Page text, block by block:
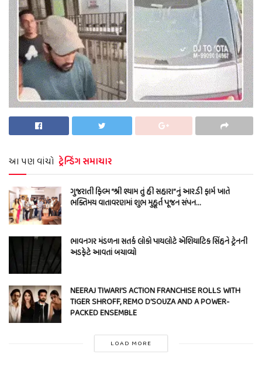
આ પણ વાંચો ટ્રેન્ડિંગ સમાચાર
ગુજરાતી ફિલ્મ “શ્રી શ્યામ તું હી સહારા”નું આર.ડી ફાર્મ ખાતે
ભક્તિમય વાતાવરણમાં શુભ મુહૂર્ત પૂજન સંપન…
ભાવનગર મંડળના સતર્ક લોકો પાયલોટે એશિયાટિક સિંહને ટ્રેનની
અડફેટે આવતાં બચાવ્યો
NEERAJ TIWARI’S ACTION FRANCHISE ROLLS WITH
TIGER SHROFF, REMO D’SOUZA AND A POWER-
PACKED ENSEMBLE
LOAD MORE